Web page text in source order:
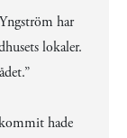
har
lokaler.
hade